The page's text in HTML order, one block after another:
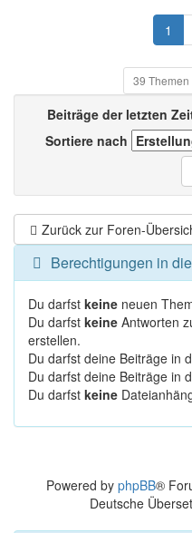
1
39 Themen
Beiträge der letzten
Sortiere nach
Zurück zur Foren-
Berechtigungen in
Du darfst keine neuen
Du darfst keine Antworten
erstellen.
Du darfst deine Beiträge in
Du darfst deine Beiträge in
Du darfst keine
Powered by phpBB®
Deutsche